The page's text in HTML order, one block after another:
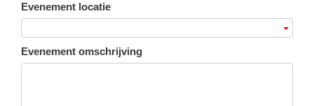
Evenement locatie
Evenement omschrijving